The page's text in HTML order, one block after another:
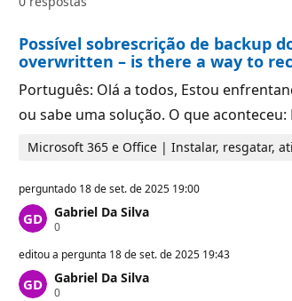
ç
ã
o
e
p
u
a
ç
ã
Possível sobrescrição de
overwritten – is there a way to
Português: Olá a todos, Estou
ou sabe uma solução. O que
Microsoft 365 e Office | Instalar, resgatar,
perguntado 18 de set. de 2025 19:00
Gabriel Da Silva
0P
n
t
o
s
editou a pergunta 18 de set. de 2025 19:43
Gabriel Da Silva
0P